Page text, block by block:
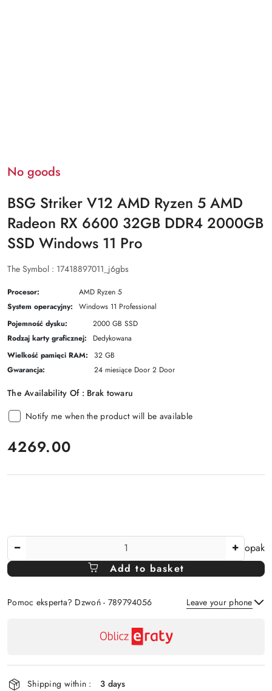
No goods
BSG Striker V12 AMD Ryzen 5 AMD
Radeon RX 6600 32GB DDR4 2000GB
SSD Windows 11 Pro
The Symbol : 17418897011_j6gbs
Procesor:
AMD Ryzen 5
System operacyjny:
Windows 11 Professional
Pojemność dysku:
2000 GB SSD
Rodzaj karty graficznej:
Dedykowana
Wielkość pamięci RAM:
32 GB
Gwarancja:
24 miesiące Door 2 Door
The Availability Of : Brak towaru
Notify me when the product will be available
price:
4269.00
Of
opak
Add to basket
Pomoc eksperta? Dzwoń - 789794056 Leave your phone
and
delivery
Shipping within :
3 days